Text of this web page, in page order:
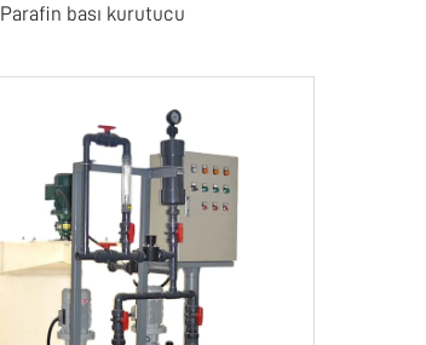
Parafin bası kurutucu